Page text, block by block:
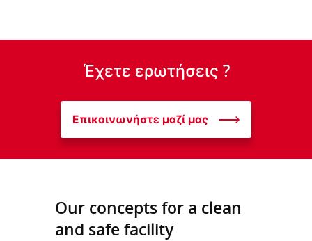
Έχετε ερωτήσεις ?
Επικοινωνήστε μαζί μας
Our concepts for a clean
and safe facility